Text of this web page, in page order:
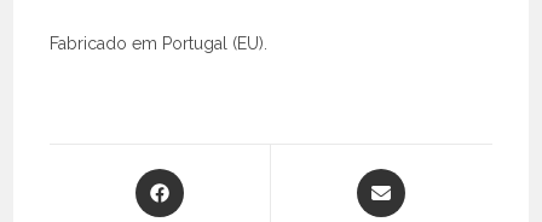
Fabricado em Portugal (EU).
Opens
in
Opens
in